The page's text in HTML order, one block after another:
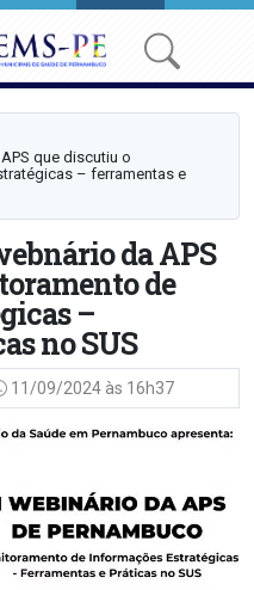
que discutiu o
– ferramentas e
da APS
de
–
no SUS
11/09/2024 às 16h37